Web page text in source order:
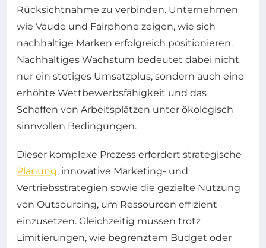
Rücksichtnahme zu verbinden. Unternehmen
wie Vaude und Fairphone zeigen, wie sich
nachhaltige Marken erfolgreich positionieren.
Nachhaltiges Wachstum bedeutet dabei nicht
nur ein stetiges Umsatzplus, sondern auch eine
erhöhte Wettbewerbsfähigkeit und das
Schaffen von Arbeitsplätzen unter ökologisch
sinnvollen Bedingungen.
Dieser komplexe Prozess erfordert strategische
Planung, innovative Marketing- und
Vertriebsstrategien sowie die gezielte Nutzung
von Outsourcing, um Ressourcen effizient
einzusetzen. Gleichzeitig müssen trotz
Limitierungen, wie begrenztem Budget oder